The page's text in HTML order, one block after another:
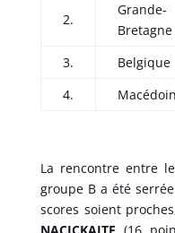
2.
Grande-
Bretagne
3. Belgique
4.
La rencontre entre
groupe B a été
scores soient